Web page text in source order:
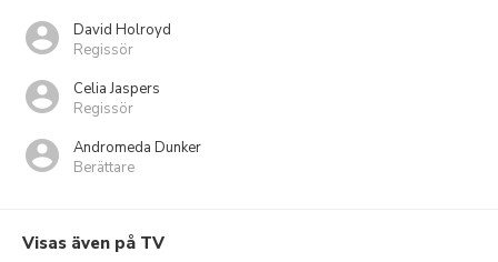
David Holroyd
Regissör
Celia Jaspers
Regissör
Andromeda Dunker
Berättare
Visas även på TV